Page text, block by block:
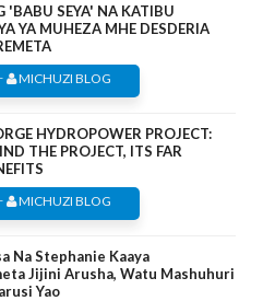
'BABU SEYA' NA KATIBU
YA MUHEZA MHE DESDERIA
MICHUZI BLOG
HYDROPOWER PROJECT:
THE PROJECT, ITS FAR
MICHUZI BLOG
Na Stephanie Kaaya
Jijini Arusha, Watu Mashuhuri
Yao